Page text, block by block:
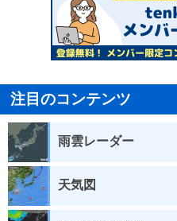
注目のコンテンツ
雨雲レーダー
天気図